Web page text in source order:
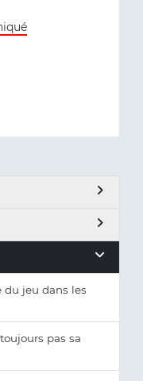
du jeu dans les
pas sa